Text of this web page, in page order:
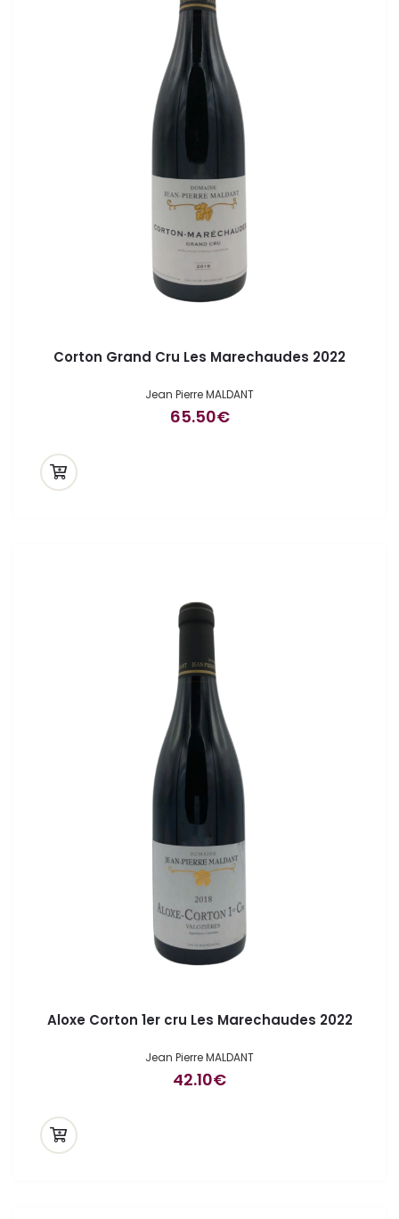
Corton Grand Cru Les Marechaudes 2022
Jean Pierre MALDANT
65.50€
Aloxe Corton 1er cru Les Marechaudes 2022
Jean Pierre MALDANT
42.10€